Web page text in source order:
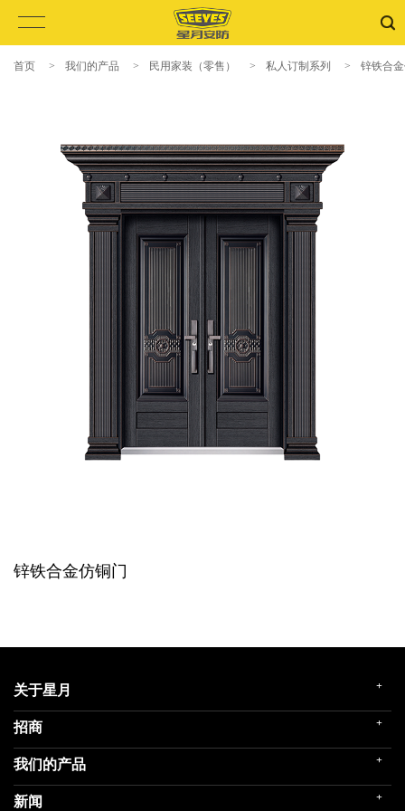
首页 > 我们的产品 > 民用家装（零售） > 私人订制系列 > 锌铁合
锌铁合金仿铜门
关于星月 +
企业简介
企业文化
荣誉殿堂
招商 +
门店展示
我们的产品 +
民用家装（零售）
新闻 +